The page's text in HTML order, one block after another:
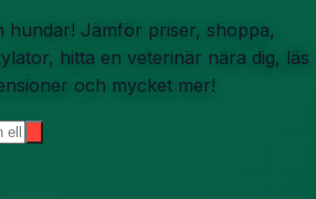
hundar! Jämför priser, shoppa,
hitta en veterinär nära dig, läs
och mycket mer!